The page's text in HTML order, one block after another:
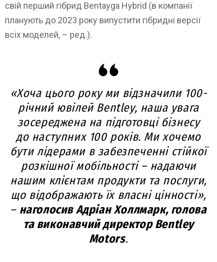
свій перший гібрид Bentayga Hybrid (в компанії
планують до 2023 року випустити гібридні версії
всіх моделей, – ред.).
«Хоча цього року ми відзначили 100-
річний ювілей Bentley, наша увага
зосереджена на підготовці бізнесу
до наступних 100 років. Ми хочемо
бути лідерами в забезпеченні стійкої
розкішної мобільності – надаючи
нашим клієнтам продукти та послуги,
що відображають їх власні цінності»,
– наголосив Адріан Холлмарк, голова
та виконавчий директор Bentley
Motors.